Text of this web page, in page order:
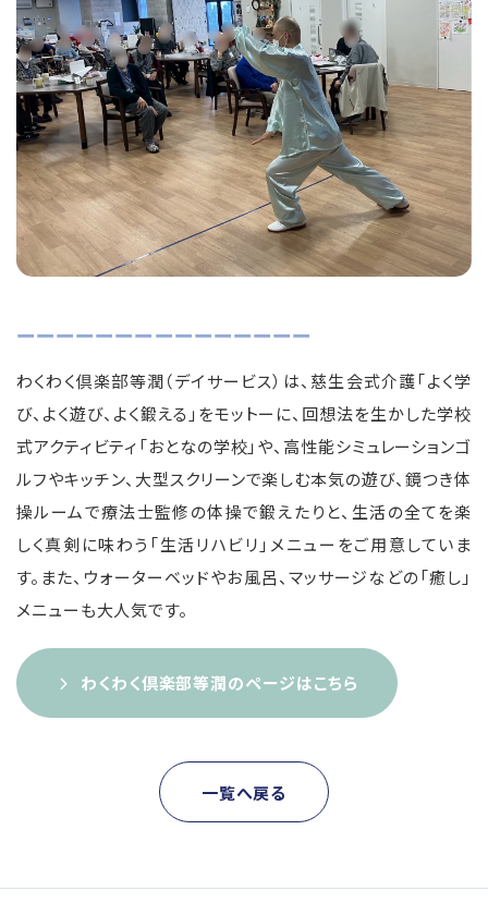
ーーーーーーーーーーーーーーー
わくわく倶楽部等潤（デイサービス）は、慈生会式介護「よく学
び、よく遊び、よく鍛える」をモットーに、回想法を生かした学校
式アクティビティ「おとなの学校」や、高性能シミュレーションゴ
ルフやキッチン、大型スクリーンで楽しむ本気の遊び、鏡つき体
操ルームで療法士監修の体操で鍛えたりと、生活の全てを楽
しく真剣に味わう「生活リハビリ」メニューをご用意していま
す。また、ウォーターベッドやお風呂、マッサージなどの「癒し」
メニューも大人気です。
わくわく倶楽部等潤のページはこちら
一覧へ戻る